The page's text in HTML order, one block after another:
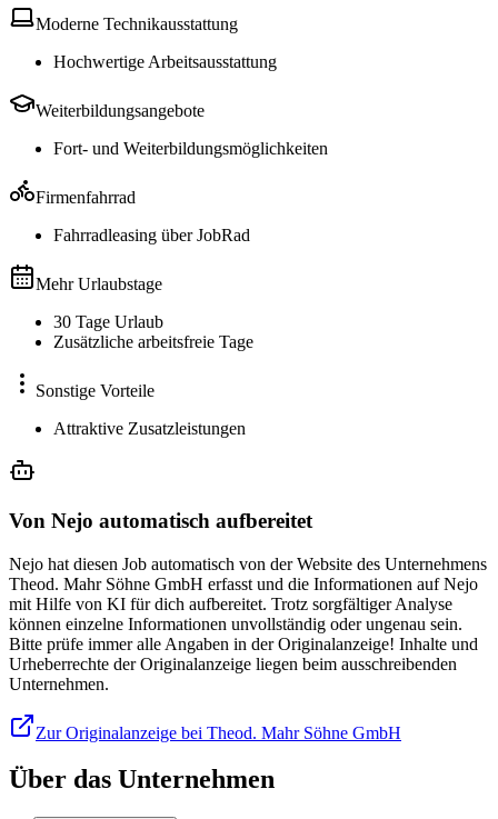
Moderne Technikausstattung
Hochwertige Arbeitsausstattung
Weiterbildungsangebote
Fort- und Weiterbildungsmöglichkeiten
Firmenfahrrad
Fahrradleasing über JobRad
Mehr Urlaubstage
30 Tage Urlaub
Zusätzliche arbeitsfreie Tage
Sonstige Vorteile
Attraktive Zusatzleistungen
Von Nejo automatisch aufbereitet
Nejo hat diesen Job automatisch von der Website des Unternehmens
Theod. Mahr Söhne GmbH erfasst und die Informationen auf Nejo
mit Hilfe von KI für dich aufbereitet. Trotz sorgfältiger Analyse
können einzelne Informationen unvollständig oder ungenau sein.
Bitte prüfe immer alle Angaben in der Originalanzeige! Inhalte und
Urheberrechte der Originalanzeige liegen beim ausschreibenden
Unternehmen.
Zur Originalanzeige bei Theod. Mahr Söhne GmbH
Über das Unternehmen